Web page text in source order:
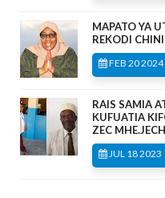
MAPATO YA
REKODI
FEB 20 2024
RAIS SAMIA
KUFUATIA
ZEC
JUL 18 2023